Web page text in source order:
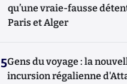
qu’une vraie-fausse
Paris et Alger
5Gens du voyage : la
incursion régalienne